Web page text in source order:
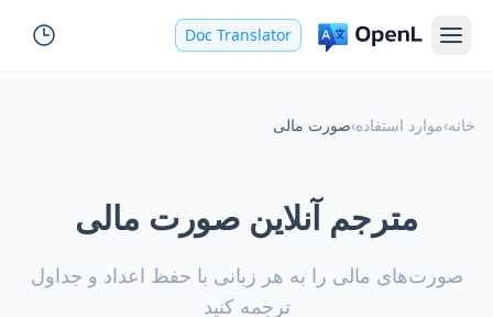
Doc Translator
خانه›موارد استفاده›صورت مالی
مترجم آنلاین صورت مالی
صورت‌های مالی را به هر زبانی با حفظ اعداد و جداول
ترجمه کنید